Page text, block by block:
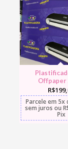
Offpaper
R$
Parcele em 5x
sem juros ou
Pix